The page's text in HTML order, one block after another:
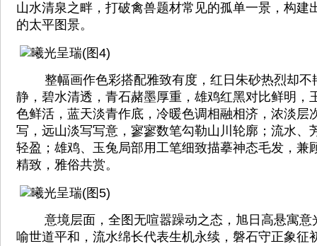
山水清泉之畔，打破禽兽题材常见的孤单一景，构建
的太平图景。
整幅画作色彩搭配雅致有度，红日朱砂热烈却不
静，碧水清透，青石赭墨厚重，雄鸡红黑对比鲜明，
色鲜活，蓝天淡青作底，冷暖色调相融相济，浓淡层
写，远山淡写写意，寥寥数笔勾勒山川轮廓；流水、
轻盈；雄鸡、玉兔局部用工笔细致描摹神态毛发，兼
精致，雅俗共赏。
意境层面，全图无喧嚣躁动之态，旭日高悬寓意
喻世道平和，流水绵长代表生机永续，磐石守正象征